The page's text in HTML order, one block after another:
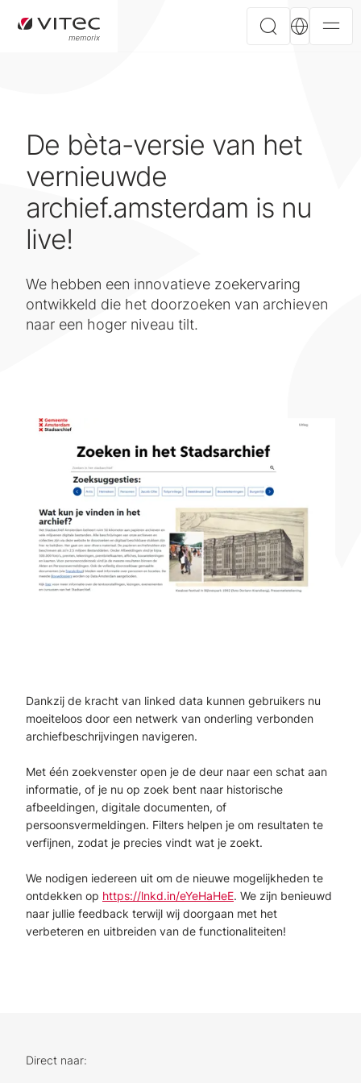
De bèta-versie van het
vernieuwde
archief.amsterdam is nu
live!
We hebben een innovatieve zoekervaring
ontwikkeld die het doorzoeken van archieven
naar een hoger niveau tilt.
Dankzij de kracht van linked data kunnen gebruikers nu
moeiteloos door een netwerk van onderling verbonden
archiefbeschrijvingen navigeren.
Met één zoekvenster open je de deur naar een schat aan
informatie, of je nu op zoek bent naar historische
afbeeldingen, digitale documenten, of
persoonsvermeldingen. Filters helpen je om resultaten te
verfijnen, zodat je precies vindt wat je zoekt.
We nodigen iedereen uit om de nieuwe mogelijkheden te
ontdekken op https://lnkd.in/eYeHaHeE. We zijn benieuwd
naar jullie feedback terwijl wij doorgaan met het
verbeteren en uitbreiden van de functionaliteiten!
Direct naar: